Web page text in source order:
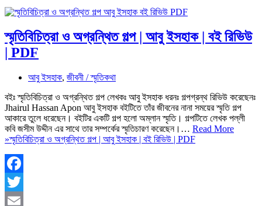
স্মৃতিবিচিত্রা ও অগ্রন্থিত গল্প | আবু ইসহাক | বই রিভিউ
| PDF
আবু ইসহাক, জীবনী / স্মৃতিকথা
বইঃ স্মৃতিবিচিত্রা ও অগ্রন্থিত গল্প লেখকঃ আবু ইসহাক ধরনঃ গল্পগ্রন্থ রিভিউ করেছেনঃ
Jhairul Hassan Apon আবু ইসহাক বইটিতে তাঁর জীবনের নানা সময়ের স্মৃতি গল্প
আকারে তুলে ধরেছেন। বইটির একটি গল্প হলো অম্লান স্মৃতি। গল্পটিতে লেখক পল্লী
কবি জসীম উদ্দীন এর সাথে তার সম্পর্কের স্মৃতিচারণ করেছেন।… Read More
»স্মৃতিবিচিত্রা ও অগ্রন্থিত গল্প | আবু ইসহাক | বই রিভিউ | PDF
Facebook
Twitter